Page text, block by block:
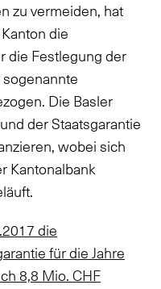
zu vermeiden, hat
die
die Festlegung der
Die Basler
der Staatsgarantie
wobei sich
Kantonalbank
die
für die Jahre
8,8 Mio. CHF